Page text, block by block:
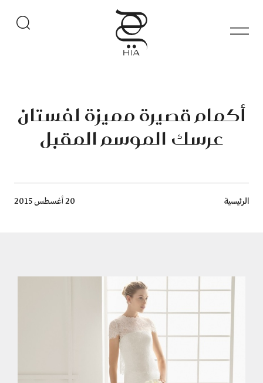
أكمام قصيرة مميزة لفستان
عرسك الموسم المقبل
Breadcrumb
الرئيسية